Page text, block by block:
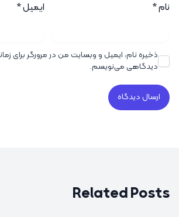
نام* ایمیل*
ذخیره نام، ایمیل و وبسایت من در مرورگر برای
دیدگاهی می‌نویسم.
Related Posts